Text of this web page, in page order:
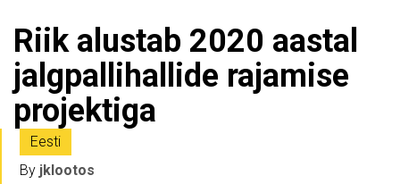
Riik alustab 2020 aastal
jalgpallihallide rajamise
projektiga
Eesti
By jklootos